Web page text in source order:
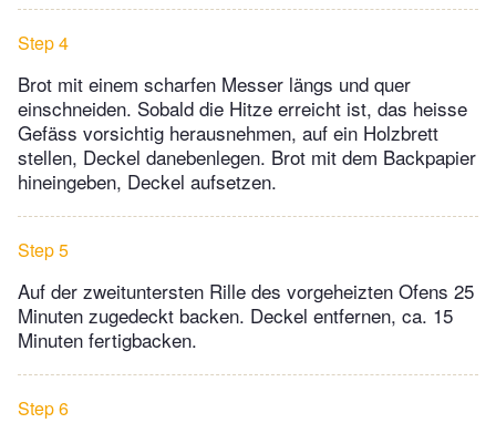
Step 4
Brot mit einem scharfen Messer längs und quer
einschneiden. Sobald die Hitze erreicht ist, das heisse
Gefäss vorsichtig herausnehmen, auf ein Holzbrett
stellen, Deckel danebenlegen. Brot mit dem Backpapier
hineingeben, Deckel aufsetzen.
Step 5
Auf der zweituntersten Rille des vorgeheizten Ofens 25
Minuten zugedeckt backen. Deckel entfernen, ca. 15
Minuten fertigbacken.
Step 6